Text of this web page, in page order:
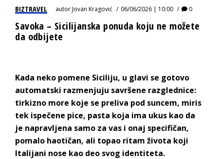
BIZTRAVEL autorJovan Kragović 06/06/2026 | 10:00 0
Savoka – Sicilijanska ponuda koju ne možete
da odbijete
Kada neko pomene Siciliju, u glavi se gotovo
automatski razmenjuju savršene razglednice:
tirkizno more koje se preliva pod suncem, miris
tek ispečene pice, pasta koja ima ukus kao da
je napravljena samo za vas i onaj specifičan,
pomalo haotičan, ali topao ritam života koji
Italijani nose kao deo svog identiteta.